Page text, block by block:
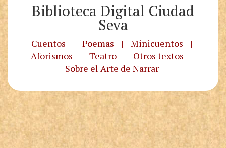
Biblioteca Digital Ciudad
Seva
Cuentos | Poemas | Minicuentos
|
Aforismos
| Teatro | Otros textos
|
Sobre el Arte de Narrar